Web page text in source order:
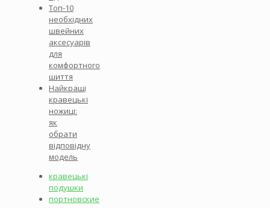
Топ-10
необхідних
швейних
аксесуарів
для
комфортного
шиття
Найкращі
кравецькі
ножиці:
як
обрати
відповідну
модель
кравецькі
подушки
портновские